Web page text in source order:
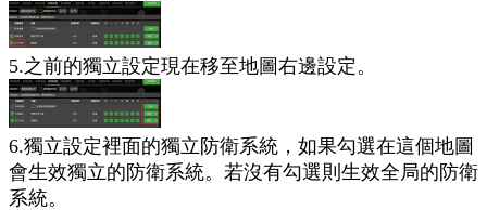
5.之前的獨立設定現在移至地圖右邊設定。
6.獨立設定裡面的獨立防衛系統，如果勾選在這個地圖
會生效獨立的防衛系統。若沒有勾選則生效全局的防衛
系統。